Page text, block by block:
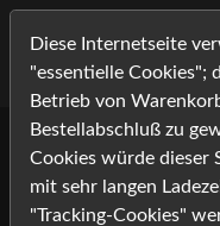
Bitte tragen Sie Ihre
[absenden].
Diese Internetseite
"essentielle Cookies";
Betrieb von
Bestellabschluß zu
Cookies würde dieser
mit sehr langen
"Tracking-Cookies"